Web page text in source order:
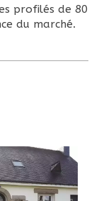
profilés de 80
du marché.